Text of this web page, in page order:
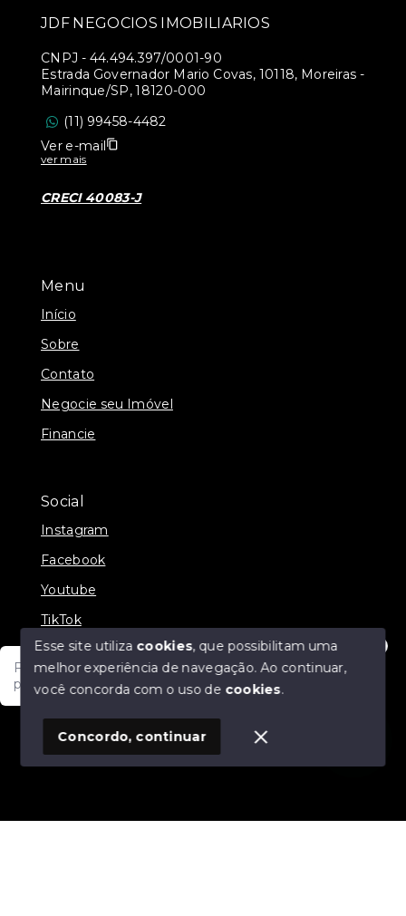
Fale com um de nossos consultores! Estamos
prontos para atende-lo e orienta-lo!
Menu
Início
Sobre
Contato
Negocie seu Imóvel
Financie
Social
Instagram
Facebook
Youtube
TikTok
© Copyright 2026 - JDF NEGOCIOS IMOBILIARIOS -
SITE PARA IMOBILIARIA
JDF NEGOCIOS IMOBILIARIOS
CNPJ - 44.494.397/0001-90
Estrada Governador Mario Covas, 10118, Moreiras -
Mairinque/SP, 18120-000
(11) 99458-4482
Ver e-mail
ver mais
CRECI 40083-J
Esse site utiliza cookies, que possibilitam uma
melhor experiência de navegação.Ao continuar,
você concorda com o uso de cookies.
Concordo, continuar